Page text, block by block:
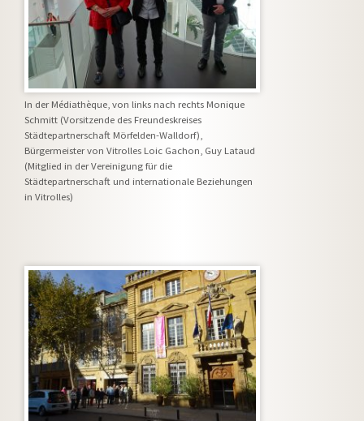
In der Médiathèque, von links nach rechts Monique
Schmitt (Vorsitzende des Freundeskreises
Städtepartnerschaft Mörfelden-Walldorf),
Bürgermeister von Vitrolles Loic Gachon, Guy Lataud
(Mitglied in der Vereinigung für die
Städtepartnerschaft und internationale Beziehungen
in Vitrolles)